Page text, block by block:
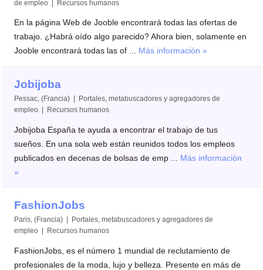
de empleo | Recursos humanos
En la página Web de Jooble encontrará todas las ofertas de
trabajo. ¿Habrá oído algo parecido? Ahora bien, solamente en
Jooble encontrará todas las of ... Más información »
Jobijoba
Pessac, (Francia) | Portales, metabuscadores y agregadores de
empleo | Recursos humanos
Jobijoba España te ayuda a encontrar el trabajo de tus
sueños. En una sola web están reunidos todos los empleos
publicados en decenas de bolsas de emp ... Más información
»
FashionJobs
Paris, (Francia) | Portales, metabuscadores y agregadores de
empleo | Recursos humanos
FashionJobs, es el número 1 mundial de reclutamiento de
profesionales de la moda, lujo y belleza. Presente en más de